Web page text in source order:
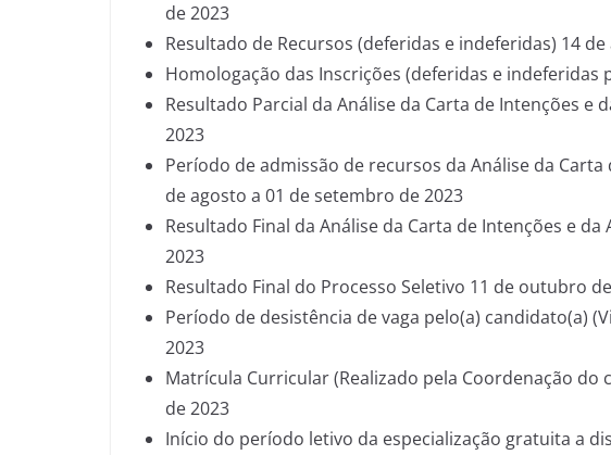
de 2023
Resultado de Recursos (deferidas e indeferidas) 14
Homologação das Inscrições (deferidas e indeferidas
Resultado Parcial da Análise da Carta de Intenções e
2023
Período de admissão de recursos da Análise da
de agosto a 01 de setembro de 2023
Resultado Final da Análise da Carta de Intenções e
2023
Resultado Final do Processo Seletivo 11 de outubro
Período de desistência de vaga pelo(a) candidato(a)
2023
Matrícula Curricular (Realizado pela Coordenação
de 2023
Início do período letivo da especialização gratuita a